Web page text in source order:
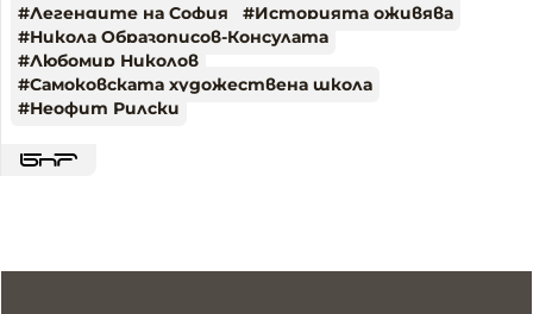
#Легендите на София #Историята оживява
#Никола Образописов-Консулата
#Любомир Николов
#Самоковската художествена школа
#Неофит Рилски